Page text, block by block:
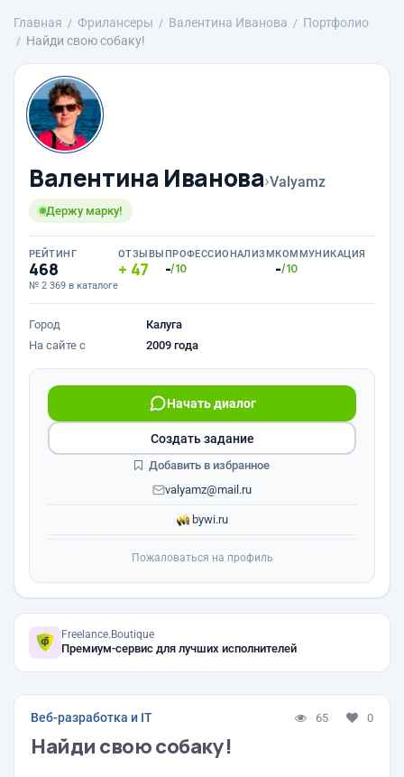
Главная Фрилансеры Валентина Иванова
Портфолио
Найди свою собаку!
Валентина Иванова›Valyamz
Держу марку!
РЕЙТИНГ
468
№ 2 369 в каталоге
ОТЗЫВЫ
47
ПРОФЕССИОНАЛИЗМ
-/10
КОММУНИКАЦИЯ
-/10
Город
Калуга
На сайте с
2009 года
Начать диалог
valyamz@mail.ru
bywi.ru
Создать задание
Добавить в избранное
Пожаловаться на профиль
Freelance.Boutique
Премиум-сервис для лучших исполнителей
Веб-разработка и IT 65 0
Найди свою собаку!